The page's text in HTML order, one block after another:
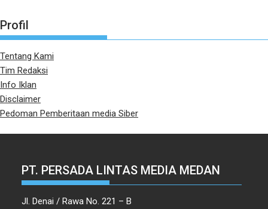
Profil
Tentang Kami
Tim Redaksi
Info Iklan
Disclaimer
Pedoman Pemberitaan media Siber
PT. PERSADA LINTAS MEDIA MEDAN
Jl. Denai / Rawa No. 221 – B